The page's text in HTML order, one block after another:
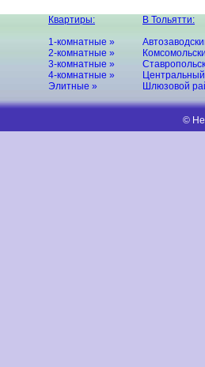
Квартиры:
1-комнатные »
2-комнатные »
3-комнатные »
4-комнатные »
Элитные »
В Тольятти:
Шлюзовой
©